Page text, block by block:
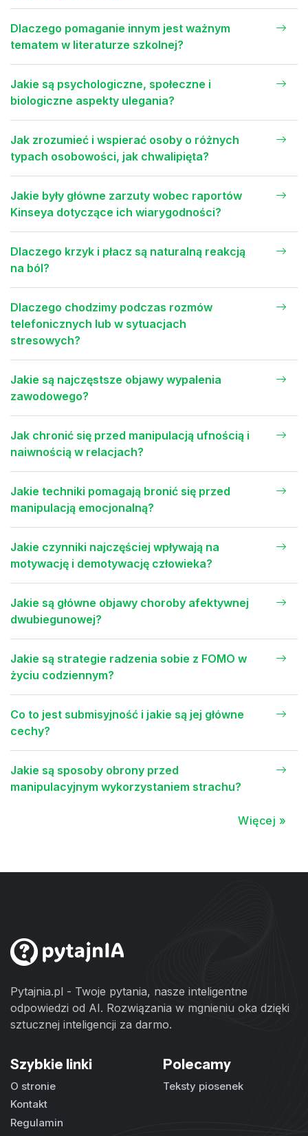
Dlaczego pomaganie innym jest ważnym
tematem w literaturze szkolnej?
Jakie są psychologiczne, społeczne i
biologiczne aspekty ulegania?
Jak zrozumieć i wspierać osoby o różnych
typach osobowości, jak chwalipięta?
Jakie były główne zarzuty wobec raportów
Kinseya dotyczące ich wiarygodności?
Dlaczego krzyk i płacz są naturalną reakcją
na ból?
Dlaczego chodzimy podczas rozmów
telefonicznych lub w sytuacjach
stresowych?
Jakie są najczęstsze objawy wypalenia
zawodowego?
Jak chronić się przed manipulacją ufnością i
naiwnością w relacjach?
Jakie techniki pomagają bronić się przed
manipulacją emocjonalną?
Jakie czynniki najczęściej wpływają na
motywację i demotywację człowieka?
Jakie są główne objawy choroby afektywnej
dwubiegunowej?
Jakie są strategie radzenia sobie z FOMO w
życiu codziennym?
Co to jest submisyjność i jakie są jej główne
cechy?
Jakie są sposoby obrony przed
manipulacyjnym wykorzystaniem strachu?
Więcej »
Pytajnia.pl - Twoje pytania, nasze inteligentne
odpowiedzi od AI. Rozwiązania w mgnieniu oka dzięki
sztucznej inteligencji za darmo.
Szybkie linki
O stronie
Kontakt
Regulamin
Polecamy
Teksty piosenek